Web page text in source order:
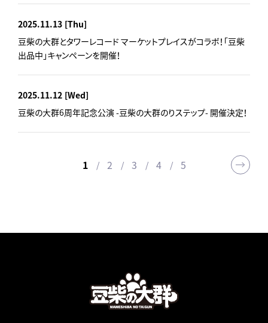
2025.11.13 [Thu]
豆柴の大群とタワーレコード マーケットプレイスがコラボ！「豆柴
出品中」キャンペーンを開催！
2025.11.12 [Wed]
豆柴の大群6周年記念公演 -豆柴の大群のりステップ- 開催決定！
1 2 3 4 5